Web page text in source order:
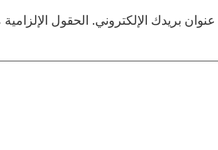
بريدك الإلكتروني. الحقول الإلزامية